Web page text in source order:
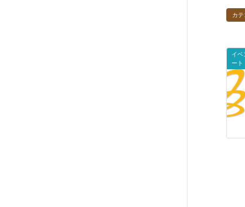
カテ
イベ
ート